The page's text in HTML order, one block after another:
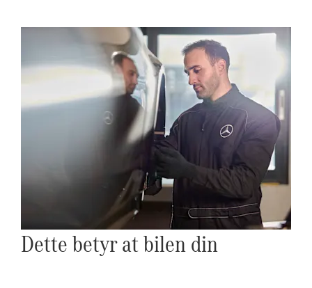
Dette betyr at bilen din